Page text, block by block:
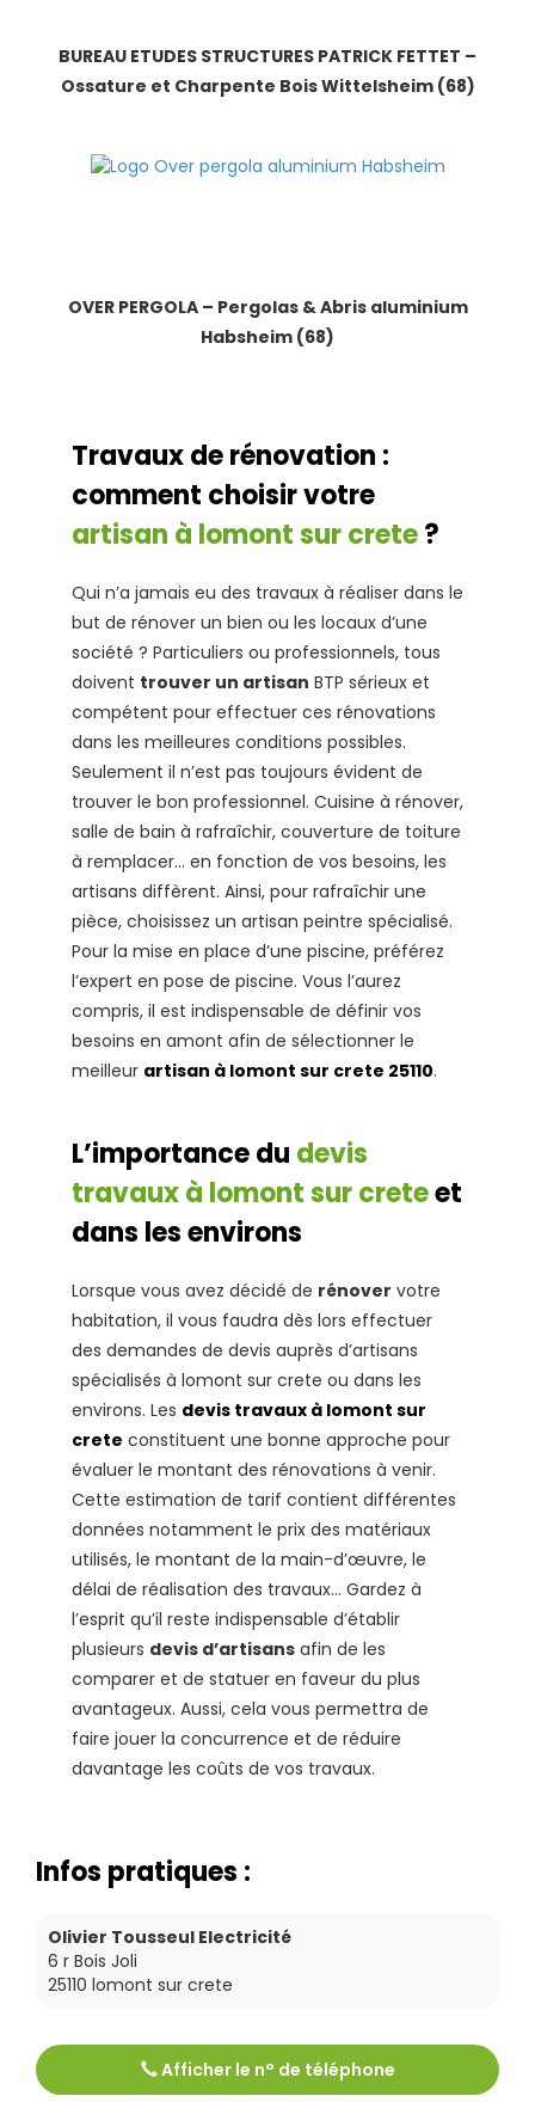
BUREAU ETUDES STRUCTURES PATRICK FETTET –
Ossature et Charpente Bois Wittelsheim (68)
OVER PERGOLA – Pergolas & Abris aluminium
Habsheim (68)
Travaux de rénovation :
comment choisir votre
artisan à lomont sur crete?
Qui n’a jamais eu des travaux à réaliser dans le
but de rénover un bien ou les locaux d’une
société ? Particuliers ou professionnels, tous
doivent trouver un artisan BTP sérieux et
compétent pour effectuer ces rénovations
dans les meilleures conditions possibles.
Seulement il n’est pas toujours évident de
trouver le bon professionnel. Cuisine à rénover,
salle de bain à rafraîchir, couverture de toiture
à remplacer… en fonction de vos besoins, les
artisans diffèrent. Ainsi, pour rafraîchir une
pièce, choisissez un artisan peintre spécialisé.
Pour la mise en place d’une piscine, préférez
l’expert en pose de piscine. Vous l’aurez
compris, il est indispensable de définir vos
besoins en amont afin de sélectionner le
meilleur artisan à lomont sur crete 25110.
L’importance du devis
travaux à lomont sur creteet
dans les environs
Lorsque vous avez décidé de rénover votre
habitation, il vous faudra dès lors effectuer
des demandes de devis auprès d’artisans
spécialisés à lomont sur crete ou dans les
environs. Les devis travaux à lomont sur
crete constituent une bonne approche pour
évaluer le montant des rénovations à venir.
Cette estimation de tarif contient différentes
données notamment le prix des matériaux
utilisés, le montant de la main-d’œuvre, le
délai de réalisation des travaux… Gardez à
l’esprit qu’il reste indispensable d’établir
plusieurs devis d’artisans afin de les
comparer et de statuer en faveur du plus
avantageux. Aussi, cela vous permettra de
faire jouer la concurrence et de réduire
davantage les coûts de vos travaux.
Infos pratiques :
Olivier Tousseul Electricité
6 r Bois Joli
25110 lomont sur crete
Afficher le n° de téléphone
0384451103